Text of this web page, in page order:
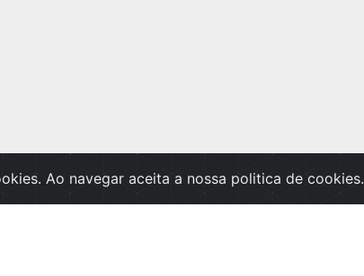
Ao navegar aceita a nossa politica de cookies.